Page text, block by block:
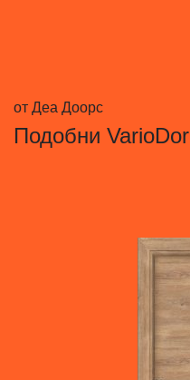
от Деа Доорс
Подобни VarioDor